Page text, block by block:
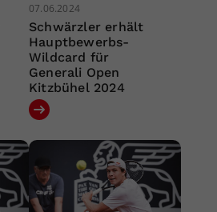
07.06.2024
Schwärzler erhält
Hauptbewerbs-
Wildcard für
Generali Open
Kitzbühel 2024